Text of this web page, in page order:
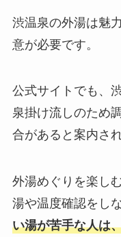
渋温泉の外湯は魅
意が必要です。
公式サイトでも、
泉掛け流しのため
合があると案内さ
外湯めぐりを楽し
湯や温度確認をし
い湯が苦手な人は